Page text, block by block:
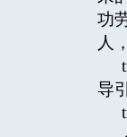
功
人
导